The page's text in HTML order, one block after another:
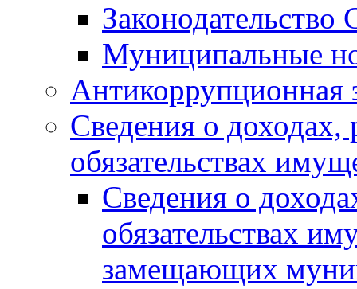
Законодательство
Муниципальные
Антикоррупционная
Сведения о доходах,
обязательствах
Сведения о
обязательствах
замещающих